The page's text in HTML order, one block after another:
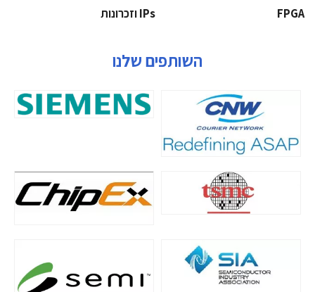
‫‪FPGA‬‬
השותפים שלנו